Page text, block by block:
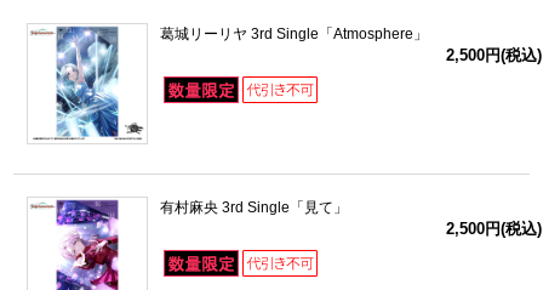
葛城リーリヤ 3rd Single「Atmosphere」
2,500円(税込)
有村麻央 3rd Single「見て」
2,500円(税込)